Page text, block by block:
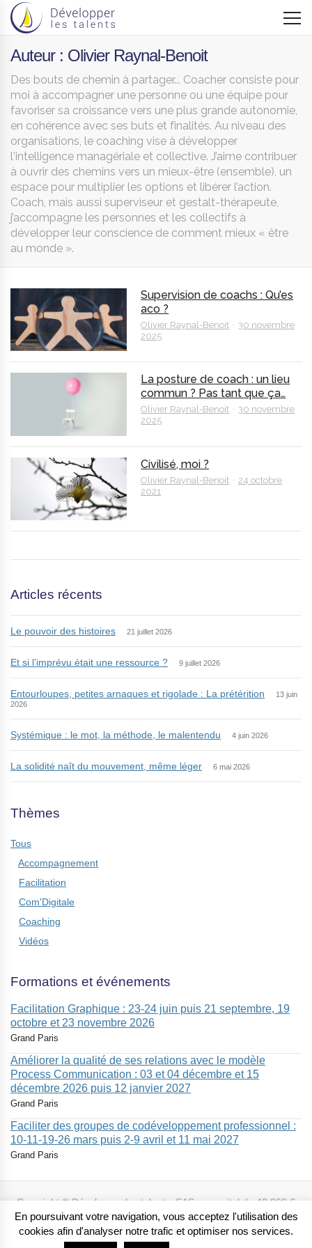
Auteur : Olivier Raynal-Benoit
Des bouts de chemin à partager... Coacher consiste pour
moi à accompagner une personne ou une équipe pour
favoriser sa croissance vers une plus grande autonomie,
en cohérence avec ses buts et finalités. Au niveau des
organisations, le coaching vise à développer
l'intelligence managériale et collective. J’aime contribuer
à ouvrir des chemins vers un mieux-être (ensemble), un
espace pour multiplier les options et libérer l’action.
Coach, mais aussi superviseur et gestalt-thérapeute,
j’accompagne les personnes et les collectifs à
développer leur conscience de comment mieux « être
au monde ».
Supervision de coachs : Qu’es
aco ?
Olivier Raynal-Benoit
30 novembre
2025
La posture de coach : un lieu
commun ? Pas tant que ça…
Olivier Raynal-Benoit
30 novembre
2025
Civilisé, moi ?
Olivier Raynal-Benoit
24 octobre
2021
Articles récents
Le pouvoir des histoires 21 juillet 2026
Et si l’imprévu était une ressource ? 9 juillet 2026
Entourloupes, petites arnaques et rigolade : La prétérition
13 juin
2026
Systémique : le mot, la méthode, le malentendu 4 juin 2026
La solidité naît du mouvement, même léger 6 mai 2026
Thèmes
Tous
Accompagnement
Facilitation
Com'Digitale
Coaching
Vidéos
Formations et événements
Facilitation Graphique : 23-24 juin puis 21 septembre, 19
octobre et 23 novembre 2026
Grand Paris
Améliorer la qualité de ses relations avec le modèle
Process Communication : 03 et 04 décembre et 15
décembre 2026 puis 12 janvier 2027
Grand Paris
Faciliter des groupes de codéveloppement professionnel :
10-11-19-26 mars puis 2-9 avril et 11 mai 2027
Grand Paris
Copyright © Développer les talents, SAS au capital de 40 000 €
R.C.S 523 760 742 CRETEIL
Certification
Blog Témoignages Timer CGU
Signalement
En poursuivant votre navigation, vous acceptez l'utilisation des
cookies afin d'analyser notre trafic et optimiser nos services.